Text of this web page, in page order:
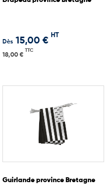
Dès 15,00 €
HT
18,00 €
TTC
Guirlande province Bretagne